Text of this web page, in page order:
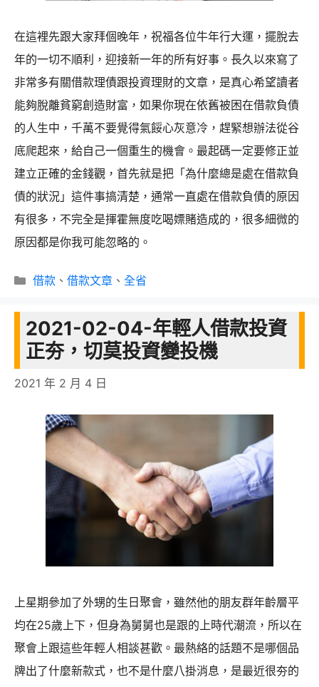
在這裡先跟大家拜個晚年，祝福各位牛年行大運，擺脫去
年的一切不順利，迎接新一年的所有好事。長久以來寫了
非常多有關借款理債跟投資理財的文章，是真心希望讀者
能夠脫離貧窮創造財富，如果你現在依舊被困在借款負債
的人生中，千萬不要覺得氣餒心灰意冷，趕緊想辦法從谷
底爬起來，給自己一個重生的機會。最起碼一定要修正並
建立正確的金錢觀，首先就是把「為什麼總是處在借款負
債的狀況」這件事搞清楚，通常一直處在借款負債的原因
有很多，不完全是揮霍無度吃喝嫖賭造成的，很多細微的
原因都是你我可能忽略的。
分
借款、 借款文章、 全省
2021-02-04-年輕人借款投資
正夯，切莫投資變投機
2021 年 2 月 4 日
上星期參加了外甥的生日聚會，雖然他的朋友群年齡層平
均在25歲上下，但身為舅舅也是跟的上時代潮流，所以在
聚會上跟這些年輕人相談甚歡。最熱絡的話題不是哪個品
牌出了什麼新款式，也不是什麼八掛消息，是最近很夯的